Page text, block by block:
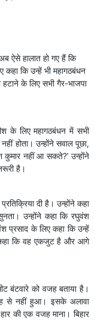
ऐसे हालात हो गए हैं कि
कहा कि उन्हें भी महागठबंधन
के लिए सभी गैर-भाजपा
के लिए महागठबंधन में सभी
होता। उन्होंने सवाल पूछा,
कुमार नहीं आ सकते?’ उन्होंने
है।
दी है। उन्होंने कहा
उन्होंने कहा कि रघुवंश
प्रसाद के लिए कहा कि उन्हें
कहा कि वह एकजुट है और आगे
बंटवारे को वजह बताया है।
से नहीं हुआ। इसके अलावा
की एक वजह माना। बिहार